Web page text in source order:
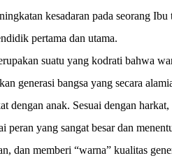
kesadaran pada seorang
pertama dan utama.
suatu yang kodrati bahwa
generasi bangsa yang secara
dengan anak. Sesuai dengan
peran yang sangat besar dan
dan memberi “warna” kualitas